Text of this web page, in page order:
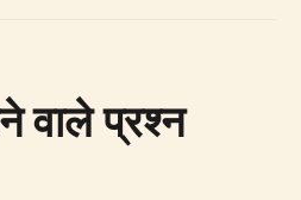
वाले प्रश्न